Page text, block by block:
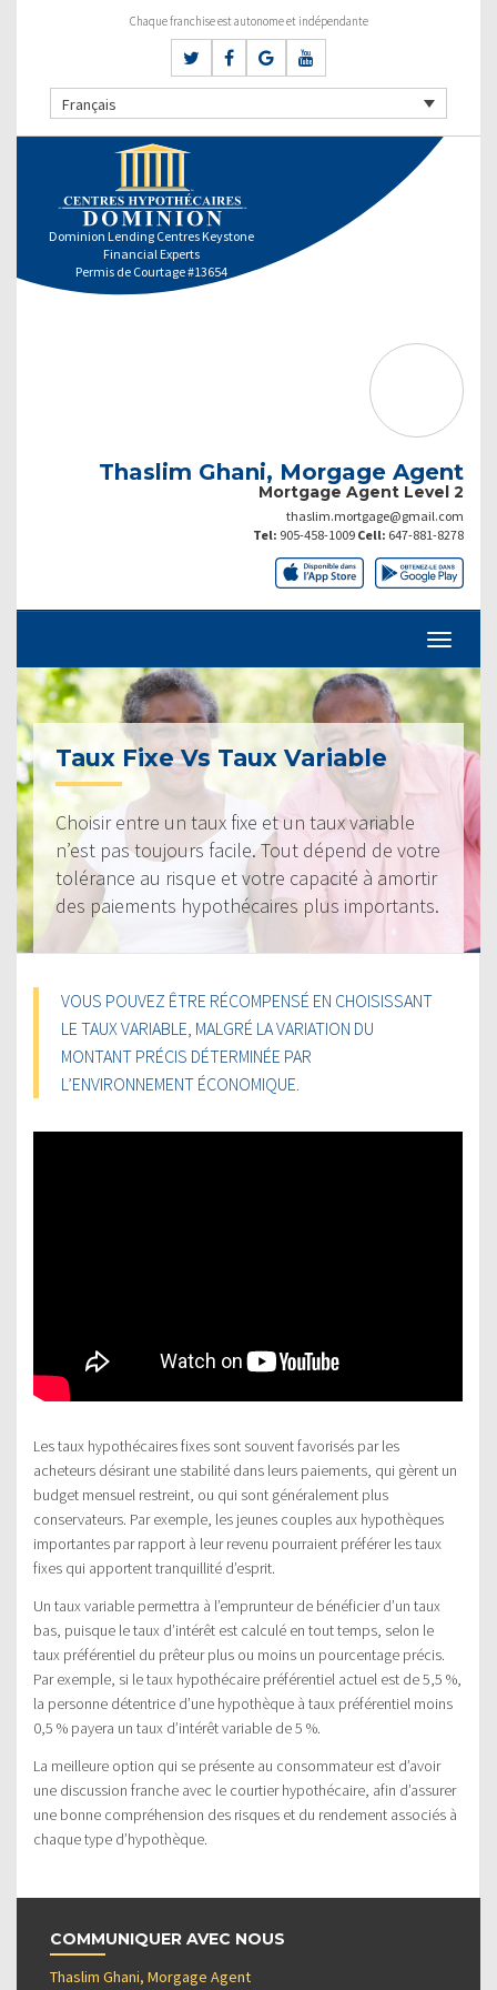
Chaque franchise est autonome et indépendante
Français
Dominion Lending Centres Keystone
Financial Experts
Permis de Courtage #13654
Thaslim Ghani, Morgage Agent
Mortgage Agent Level 2
thaslim.mortgage@gmail.com
Tel: 905-458-1009 Cell: 647-881-8278
Taux Fixe Vs Taux Variable
Choisir entre un taux fixe et un taux variable
n’est pas toujours facile. Tout dépend de votre
tolérance au risque et votre capacité à amortir
des paiements hypothécaires plus importants.
VOUS POUVEZ ÊTRE RÉCOMPENSÉ EN CHOISISSANT
LE TAUX VARIABLE, MALGRÉ LA VARIATION DU
MONTANT PRÉCIS DÉTERMINÉE PAR
L’ENVIRONNEMENT ÉCONOMIQUE.
Les taux hypothécaires fixes sont souvent favorisés par les
acheteurs désirant une stabilité dans leurs paiements, qui gèrent un
budget mensuel restreint, ou qui sont généralement plus
conservateurs. Par exemple, les jeunes couples aux hypothèques
importantes par rapport à leur revenu pourraient préférer les taux
fixes qui apportent tranquillité d’esprit.
Un taux variable permettra à l’emprunteur de bénéficier d’un taux
bas, puisque le taux d’intérêt est calculé en tout temps, selon le
taux préférentiel du prêteur plus ou moins un pourcentage précis.
Par exemple, si le taux hypothécaire préférentiel actuel est de 5,5 %,
la personne détentrice d’une hypothèque à taux préférentiel moins
0,5 % payera un taux d’intérêt variable de 5 %.
La meilleure option qui se présente au consommateur est d’avoir
une discussion franche avec le courtier hypothécaire, afin d’assurer
une bonne compréhension des risques et du rendement associés à
chaque type d’hypothèque.
COMMUNIQUER AVEC NOUS
Thaslim Ghani, Morgage Agent